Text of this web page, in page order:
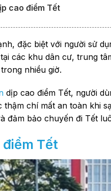
cao điểm Tết
đặc biệt với người sử
các khu dân cư, trung
nhiều giờ.
dịp cao điểm Tết, người
chí mất an toàn khi
đảm bảo chuyến đi Tết
Tết